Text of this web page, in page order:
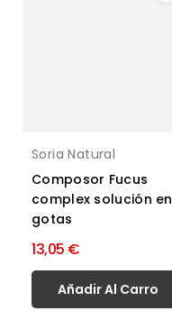
Soria Natural
Composor Fucus
complex solución en
gotas
13,05 €
Añadir Al Carro